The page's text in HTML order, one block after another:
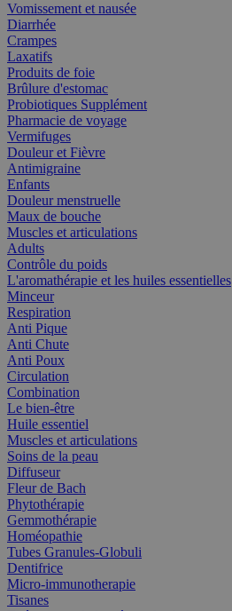
Vomissement et nausée
Diarrhée
Crampes
Laxatifs
Produits de foie
Brûlure d'estomac
Probiotiques Supplément
Pharmacie de voyage
Vermifuges
Douleur et Fièvre
Antimigraine
Enfants
Douleur menstruelle
Maux de bouche
Muscles et articulations
Adults
Contrôle du poids
L'aromathérapie et les huiles essentielles
Minceur
Respiration
Anti Pique
Anti Chute
Anti Poux
Circulation
Combination
Le bien-être
Huile essentiel
Muscles et articulations
Soins de la peau
Diffuseur
Fleur de Bach
Phytothérapie
Gemmothérapie
Homéopathie
Tubes Granules-Globuli
Dentifrice
Micro-immunotherapie
Tisanes